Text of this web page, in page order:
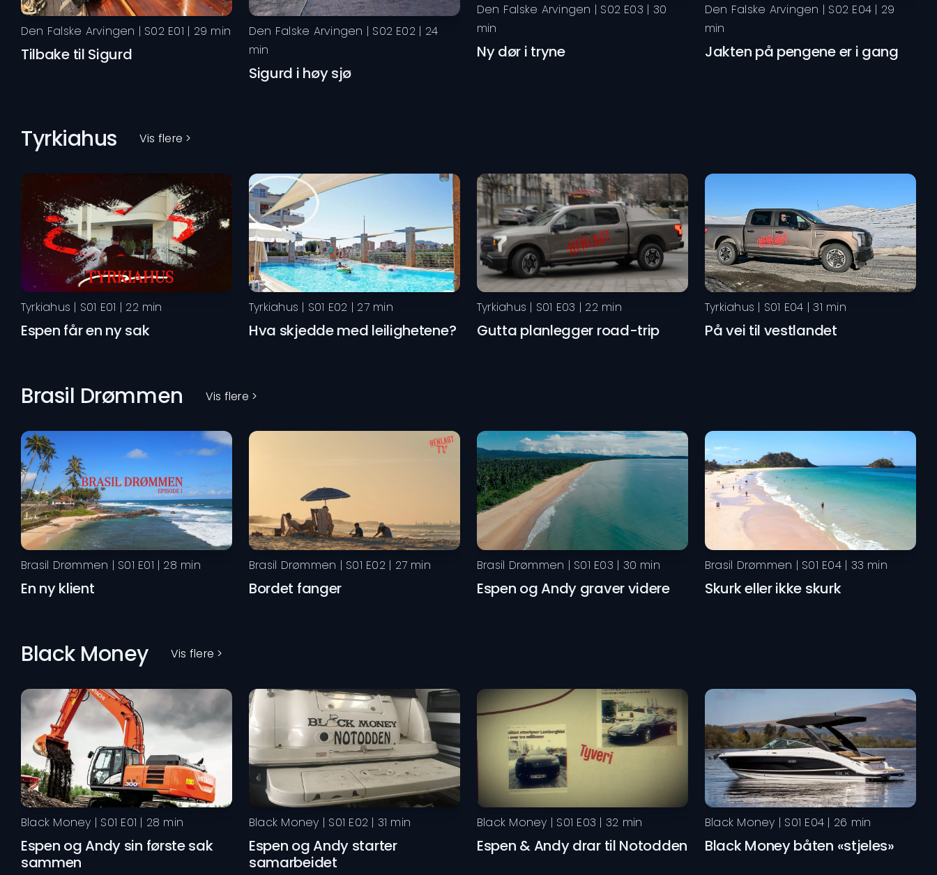
Den Falske Arvingen | S02E01 | 29 min
Tilbake til Sigurd
Den Falske Arvingen | S02E02| 24
min
Sigurd i høy sjø
Den Falske Arvingen | S02 E03 | 30
min
Ny dør i tryne
Den Falske Arvingen | S02 E04| 29
min
Jakten på pengene er i gang
Tyrkiahus Vis flere >
Tyrkiahus | S01 E01 | 22min
Espen får en ny sak
Tyrkiahus | S01 E02 | 27min
Hva skjedde med leilighetene?
Tyrkiahus | S01 E03 | 22min
Gutta planlegger road-trip
Tyrkiahus | S01 E04 |31 min
På vei til vestlandet
Brasil Drømmen Vis flere >
Brasil Drømmen | S01 E01 | 28 min
En ny klient
Brasil Drømmen | S01 E02| 27min
Bordet fanger
Brasil Drømmen | S01 E03 | 30 min
Espen og Andy graver videre
Brasil Drømmen | S01 E04| 33 min
Skurk eller ikke skurk
Black Money Vis flere >
Black Money | S01 E01 | 28 min
Espen og Andy sin første sak
sammen
Black Money | S01 E02 | 31 min
Espen og Andy starter
samarbeidet
Black Money | S01 E03 | 32 min
Espen & Andy drar til Notodden
Black Money | S01 E04 | 26 min
Black Money båten «stjeles»